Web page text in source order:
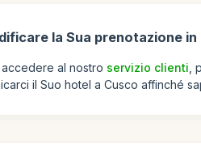
la Sua prenotazione in
al nostro servizio clienti ,
il Suo hotel a Cusco affinché